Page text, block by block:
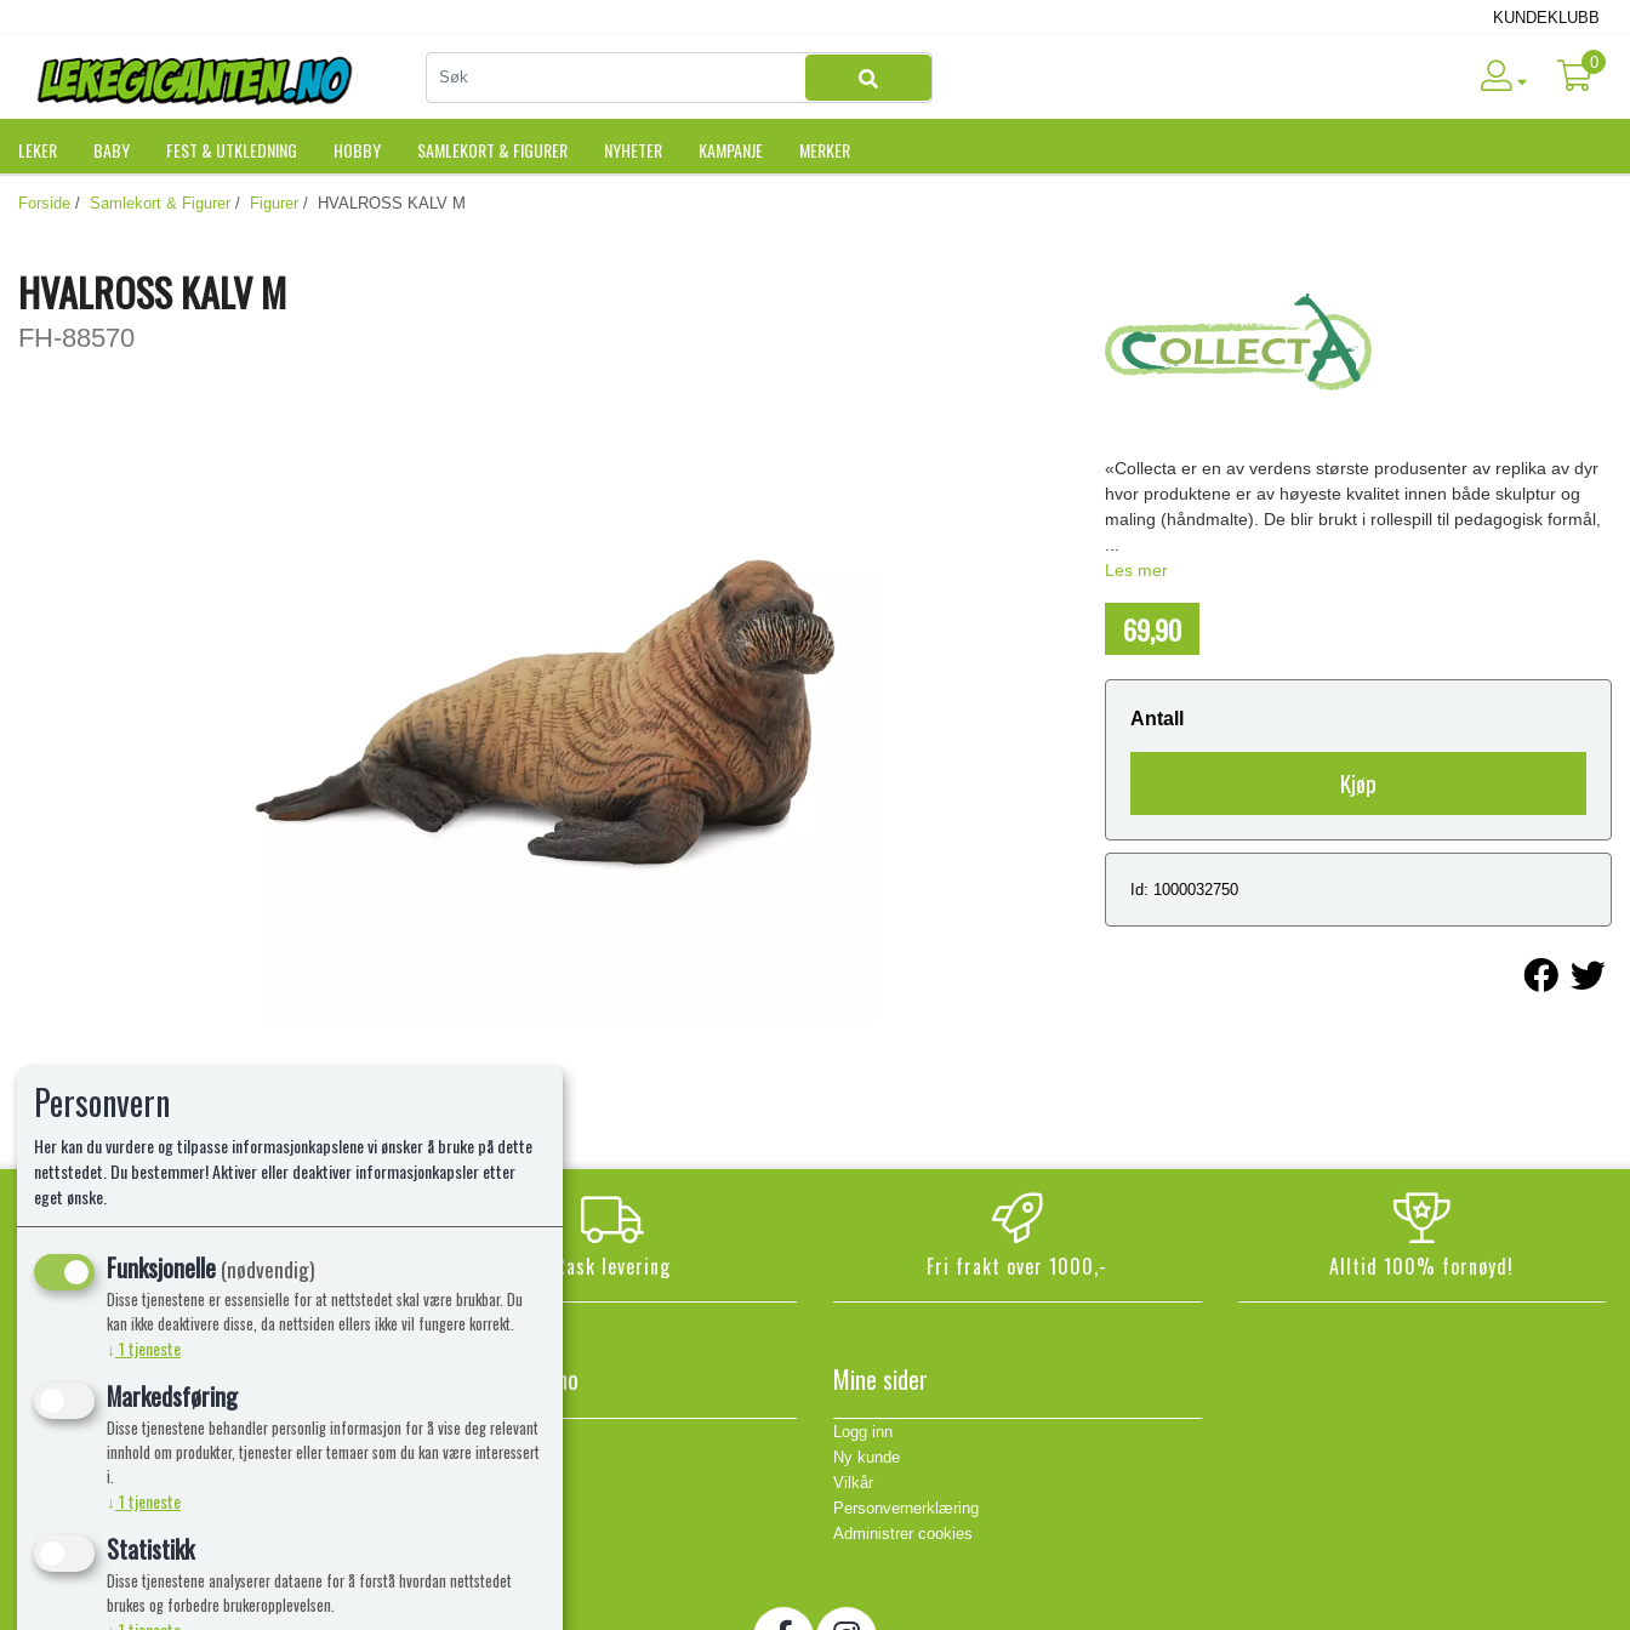
KUNDEKLUBB
0
LEKER BABY FEST & UTKLEDNING HOBBY SAMLEKORT & FIGURER NYHETER KAMPANJE MERKER
Forside / Samlekort & Figurer / Figurer / HVALROSS KALV M
HVALROSS KALV M
FH-88570
«Collecta er en av verdens største produsenter av replika av dyr
hvor produktene er av høyeste kvalitet innen både skulptur og
maling (håndmalte). De blir brukt i rollespill til pedagogisk formål,
...
Les mer
69,90
Antall
Kjøp
Id: 1000032750
Kvalitetsprodukter! Rask levering Fri frakt over 1000,- Alltid 100% fornøyd!
Informasjon
Frakt, Retur og Reklamasjon
Lekegiganten.no
Kontakt oss
Om oss
Mine sider
Logg inn
Ny kunde
Vilkår
Personvernerklæring
Administrer cookies
Personvern
Her kan du vurdere og tilpasse informasjonkapslene vi ønsker å bruke på dette
nettstedet. Du bestemmer! Aktiver eller deaktiver informasjonkapsler etter
eget ønske.
Funksjonelle(nødvendig)
Disse tjenestene er essensielle for at nettstedet skal være brukbar. Du
kan ikke deaktivere disse, da nettsiden ellers ikke vil fungere korrekt.
↓ 1tjeneste
Markedsføring
Disse tjenestene behandler personlig informasjon for å vise deg relevant
innhold om produkter, tjenester eller temaer som du kan være interessert
i.
↓ 1tjeneste
Statistikk
Disse tjenestene analyserer dataene for å forstå hvordan nettstedet
brukes og forbedre brukeropplevelsen.